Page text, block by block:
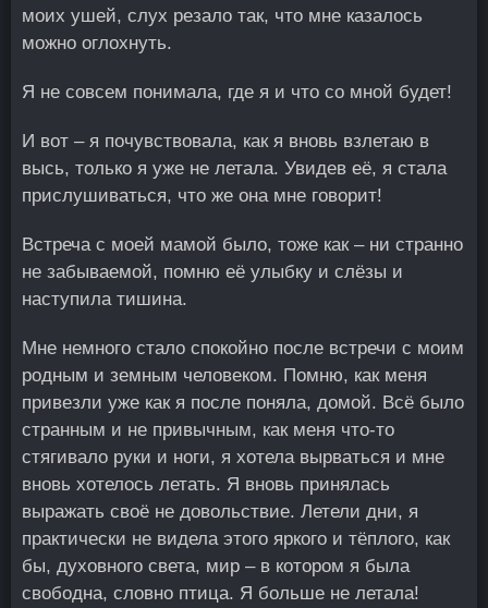
моих ушей, слух резало так, что мне казалось
можно оглохнуть.
Я не совсем понимала, где я и что со мной будет!
И вот – я почувствовала, как я вновь взлетаю в
высь, только я уже не летала. Увидев её, я стала
прислушиваться, что же она мне говорит!
Встреча с моей мамой было, тоже как – ни странно
не забываемой, помню её улыбку и слёзы и
наступила тишина.
Мне немного стало спокойно после встречи с моим
родным и земным человеком. Помню, как меня
привезли уже как я после поняла, домой. Всё было
странным и не привычным, как меня что-то
стягивало руки и ноги, я хотела вырваться и мне
вновь хотелось летать. Я вновь принялась
выражать своё не довольствие. Летели дни, я
практически не видела этого яркого и тёплого, как
бы, духовного света, мир – в котором я была
свободна, словно птица. Я больше не летала!